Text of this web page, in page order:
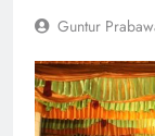
Guntur